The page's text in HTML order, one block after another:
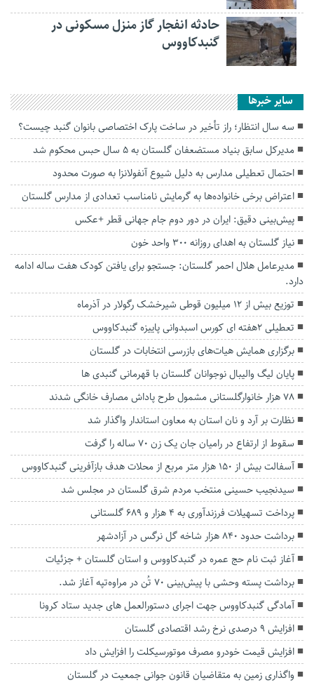
حادثه انفجار گاز منزل مسکونی در
گنبدکاووس
سایر خبرها
سه سال انتظار؛ راز تأخیر در ساخت پارک اختصاصی بانوان گنبد چیست؟
مدیرکل سابق بنیاد مستضعفان گلستان به ۵ سال حبس محکوم شد
احتمال تعطیلی مدارس به دلیل شیوع آنفولانزا به صورت محدود
اعتراض برخی خانواده‌ها به گرمایش نامناسب تعدادی از مدارس گلستان
پیش‌بینی دقیق: ایران در دور دوم جام جهانی قطر +عکس
نیاز گلستان به اهدای روزانه ۳۰۰ واحد خون
مدیرعامل هلال احمر گلستان: جستجو برای یافتن کودک هفت ساله ادامه
دارد.
توزیع بیش از ۱۲ میلیون قوطی شیرخشک رگولار در آذرماه
تعطیلی 2هفته ای کورس اسبدوانی پاییزه گنبدکاووس
برگزاری همایش هیات‌های بازرسی انتخابات در گلستان
پایان لیگ والیبال نوجوانان گلستان با قهرمانی گنبدی ها
۷۸ هزار خانوارگلستانی مشمول طرح پاداش مصارف خانگی شدند
نظارت بر آرد و نان استان به معاون استاندار واگذار شد
سقوط از ارتفاع در رامیان جان یک زن ۷۰ ساله را گرفت
آسفالت بیش از ۱۵۰ هزار متر مربع از محلات هدف بازآفرینی گنبدکاووس
سیدنجیب حسینی منتخب مردم شرق گلستان در مجلس شد
پرداخت تسهیلات فرزندآوری به ۴ هزار و ۶۸۹ گلستانی
‌برداشت حدود ۸۴۰ هزار شاخه گل نرگس در آزادشهر
آغاز ثبت نام حج عمره در گنبدکاووس و استان گلستان + جزئیات
برداشت پسته وحشی با پیش‌بینی ۷۰ تُن در مراوه‌تپه آغاز شد.
آمادگی گنبدکاووس جهت اجرای دستورالعمل های جدید ستاد کرونا
افزایش ۹ درصدی نرخ رشد اقتصادی گلستان
افزایش قیمت خودرو مصرف موتورسیکلت را افزایش داد
واگذاری زمین به متقاضیان قانون جوانی جمعیت در گلستان